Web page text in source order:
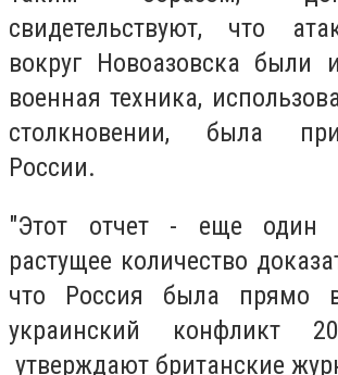
свидетельствуют, что
вокруг Новоазовска были
военная техника,
столкновении, была
России.
"Этот отчет - еще один
растущее количество
что Россия была прямо
украинский конфликт
утверждают британские